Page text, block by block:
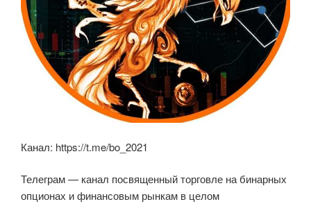
Канал: https://t.me/bo_2021
Телеграм — канал посвященный торговле на бинарных
опционах и финансовым рынкам в целом